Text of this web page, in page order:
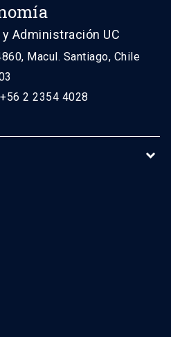
Administración UC
Macul. Santiago, Chile
2 2354 4028